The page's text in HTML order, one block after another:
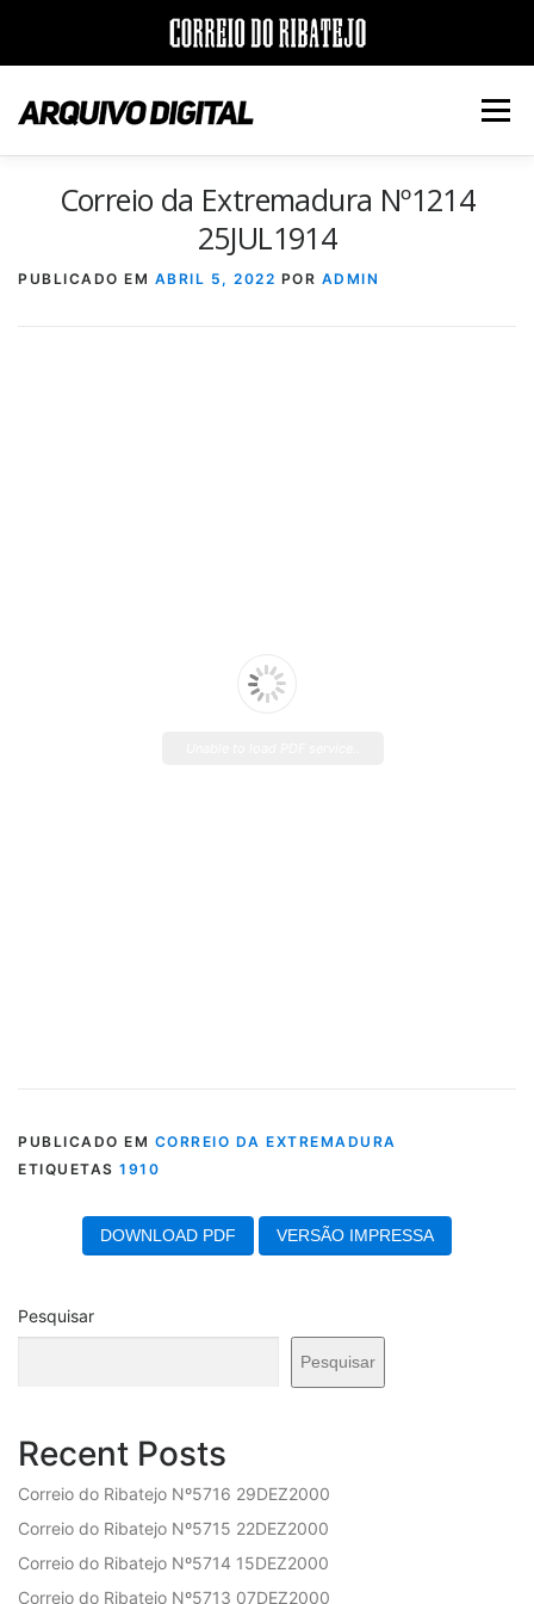
para
conteúdo
Menu
INÍCIO JORNAIS DÉCADAS
VERSÃO PDF E IMPRESSÃO
Correio da Extremadura Nº1214
25JUL1914
PUBLICADO EM ABRIL 5, 2022 POR ADMIN
PUBLICADO EM CORREIO DA EXTREMADURA
ETIQUETAS 1910
DOWNLOAD PDF VERSÃO IMPRESSA
Pesquisar
Pesquisar
Recent Posts
Correio do Ribatejo Nº5716 29DEZ2000
Correio do Ribatejo Nº5715 22DEZ2000
Correio do Ribatejo Nº5714 15DEZ2000
Correio do Ribatejo Nº5713 07DEZ2000